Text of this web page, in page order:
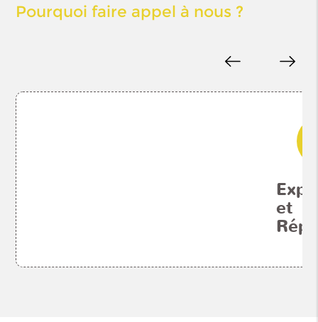
Pourquoi faire appel à nous ?
et
et du
un indicateur